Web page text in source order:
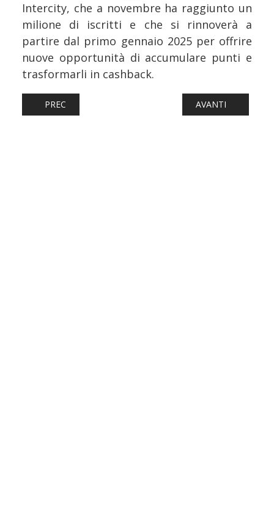
Intercity, che a novembre ha raggiunto un
milione di iscritti e che si rinnoverà a
partire dal primo gennaio 2025 per offrire
nuove opportunità di accumulare punti e
trasformarli in cashback.
ARTICOLO PRECEDENTE: FERROVIE: PIEMONTE, LE
PREC ARTICOLO
AVANTI